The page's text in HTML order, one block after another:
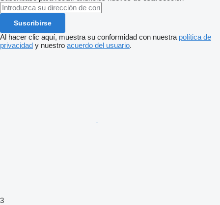
Suscribirse
Al hacer clic aquí, muestra su conformidad con nuestra política de
privacidad y nuestro acuerdo del usuario.
3